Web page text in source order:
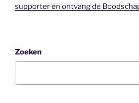
supporter en ontvang de
Zoeken